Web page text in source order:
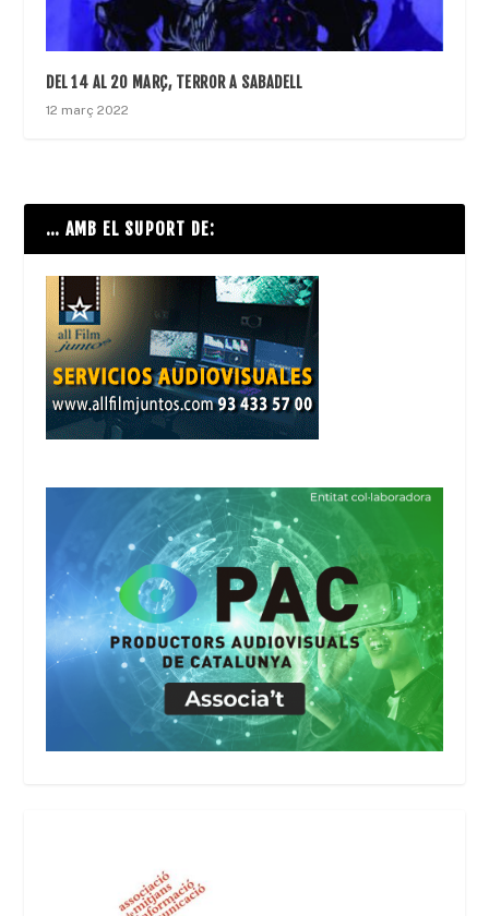
DEL 14 AL 20 MARÇ, TERROR A SABADELL
12 març 2022
… AMB EL SUPORT DE: